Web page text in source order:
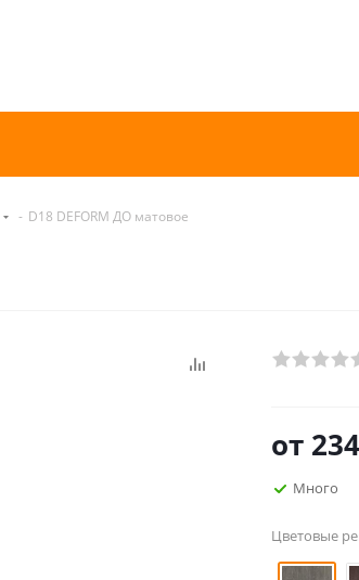
- D18 DEFORM ДО матовое
от
Много
Цветовые